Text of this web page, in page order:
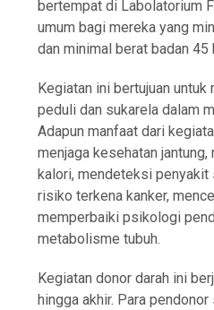
bertempat di Labolatorium
umum bagi mereka yang
dan minimal berat badan 45
Kegiatan ini bertujuan
peduli dan sukarela dalam
Adapun manfaat dari
menjaga kesehatan
kalori, mendeteksi penyakit
risiko terkena kanker,
memperbaiki psikologi
metabolisme tubuh.
Kegiatan donor darah ini
hingga akhir. Para